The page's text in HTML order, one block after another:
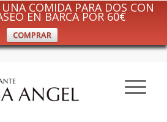
UNA COMIDA PARA DOS CON
EN BARCA POR 60€
COMPRAR